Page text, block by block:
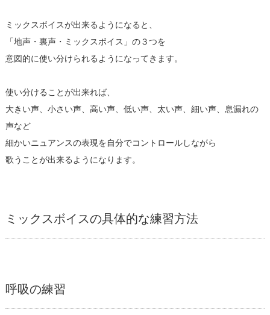
ミックスボイスが出来るようになると、
「地声・裏声・ミックスボイス」の３つを
意図的に使い分けられるようになってきます。
使い分けることが出来れば、
大きい声、小さい声、高い声、低い声、太い声、細い声、息漏れの
声など
細かいニュアンスの表現を自分でコントロールしながら
歌うことが出来るようになります。
ミックスボイスの具体的な練習方法
呼吸の練習